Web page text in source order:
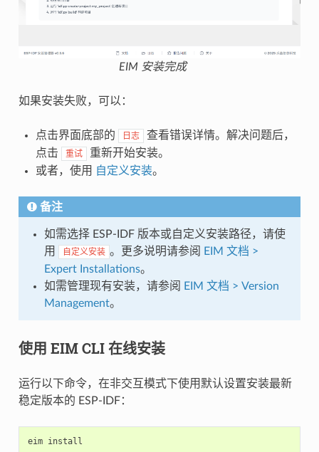
EIM 安装完成
如果安装失败，可以：
点击界面底部的 日志
查看错误详情。解决问题后，
点击
重试
重新开始安装。
或者，使用
自定义安装。
备注
如需选择 ESP-IDF 版本或自定义安装路径，请使
用
自定义安装 。更多说明请参阅
EIM 文档 >
Expert Installations。
如需管理现有安装，请参阅
EIM 文档 > Version
Management。
使用 EIM CLI 在线安装
运行以下命令，在非交互模式下使用默认设置安装最新
稳定版本的 ESP-IDF：
eim